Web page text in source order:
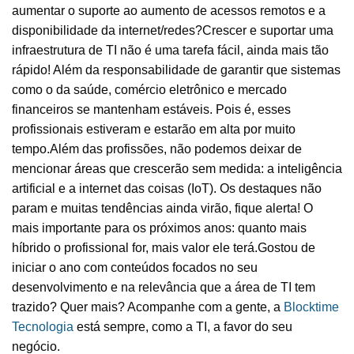
aumentar o suporte ao aumento de acessos remotos e a
disponibilidade da internet/redes?Crescer e suportar uma
infraestrutura de TI não é uma tarefa fácil, ainda mais tão
rápido! Além da responsabilidade de garantir que sistemas
como o da saúde, comércio eletrônico e mercado
financeiros se mantenham estáveis. Pois é, esses
profissionais estiveram e estarão em alta por muito
tempo.Além das profissões, não podemos deixar de
mencionar áreas que crescerão sem medida: a inteligência
artificial e a internet das coisas (IoT). Os destaques não
param e muitas tendências ainda virão, fique alerta! O
mais importante para os próximos anos: quanto mais
híbrido o profissional for, mais valor ele terá.Gostou de
iniciar o ano com conteúdos focados no seu
desenvolvimento e na relevância que a área de TI tem
trazido? Quer mais? Acompanhe com a gente, a Blocktime
Tecnologia está sempre, como a TI, a favor do seu
negócio.